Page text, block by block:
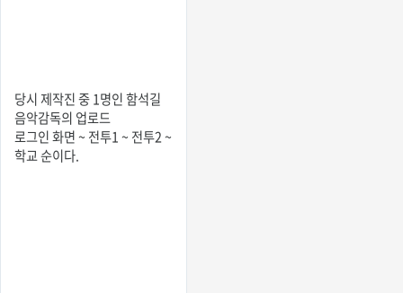
당시 제작진 중 1명인 함석길
음악감독의 업로드
로그인 화면 ~ 전투1 ~ 전투2 ~
학교 순이다.